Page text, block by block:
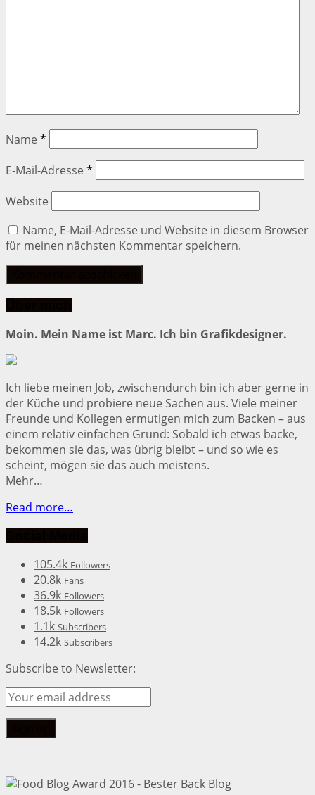
Name *
E-Mail-Adresse *
Website
Name, E-Mail-Adresse und Website in diesem Browser
für meinen nächsten Kommentar speichern.
Moin. Mein Name ist Marc. Ich bin Grafikdesigner.
Ich liebe meinen Job, zwischendurch bin ich aber gerne in
der Küche und probiere neue Sachen aus. Viele meiner
Freunde und Kollegen ermutigen mich zum Backen – aus
einem relativ einfachen Grund: Sobald ich etwas backe,
bekommen sie das, was übrig bleibt – und so wie es
scheint, mögen sie das auch meistens.
Mehr…
Read more…
105.4k Followers
20.8k Fans
36.9k Followers
18.5k Followers
1.1k Subscribers
14.2k Subscribers
Subscribe to Newsletter: